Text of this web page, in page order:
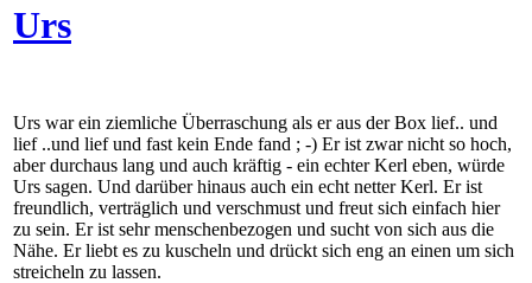
Urs
Urs war ein ziemliche Überraschung als er aus der Box lief.. und
lief ..und lief und fast kein Ende fand ; -) Er ist zwar nicht so hoch,
aber durchaus lang und auch kräftig - ein echter Kerl eben, würde
Urs sagen. Und darüber hinaus auch ein echt netter Kerl. Er ist
freundlich, verträglich und verschmust und freut sich einfach hier
zu sein. Er ist sehr menschenbezogen und sucht von sich aus die
Nähe. Er liebt es zu kuscheln und drückt sich eng an einen um sich
streicheln zu lassen.